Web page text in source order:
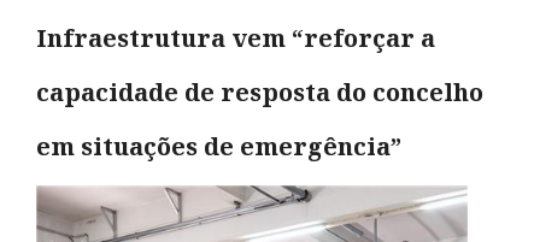
Infraestrutura vem “reforçar a
capacidade de resposta do concelho
em situações de emergência”